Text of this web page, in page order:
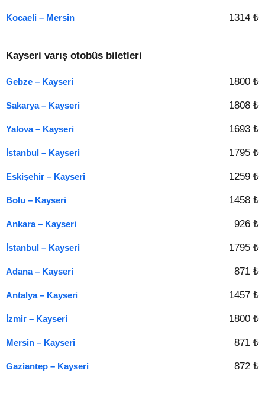
Kocaeli – Mersin 1314 ₺
Kayseri varış otobüs biletleri
Gebze – Kayseri 1800 ₺
Sakarya – Kayseri 1808 ₺
Yalova – Kayseri 1693 ₺
İstanbul – Kayseri 1795 ₺
Eskişehir – Kayseri 1259 ₺
Bolu – Kayseri 1458 ₺
Ankara – Kayseri 926 ₺
İstanbul – Kayseri 1795 ₺
Adana – Kayseri 871 ₺
Antalya – Kayseri 1457 ₺
İzmir – Kayseri 1800 ₺
Mersin – Kayseri 871 ₺
Gaziantep – Kayseri 872 ₺